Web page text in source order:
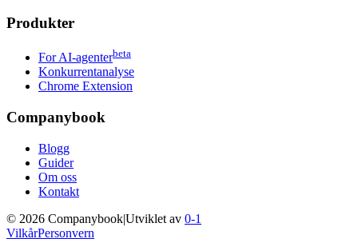
Produkter
For AI-agenterbeta
Konkurrentanalyse
Chrome Extension
Companybook
Blogg
Guider
Om oss
Kontakt
© 2026 Companybook|Utviklet av 0-1
VilkårPersonvern